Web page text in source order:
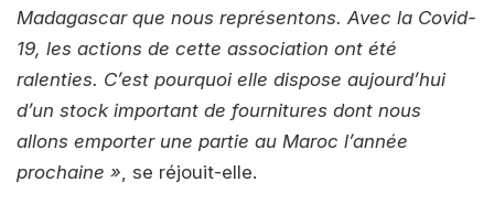
Madagascar que nous représentons. Avec la Covid-
19, les actions de cette association ont été
ralenties. C’est pourquoi elle dispose aujourd’hui
d’un stock important de fournitures dont nous
allons emporter une partie au Maroc l’année
prochaine », se réjouit-elle.